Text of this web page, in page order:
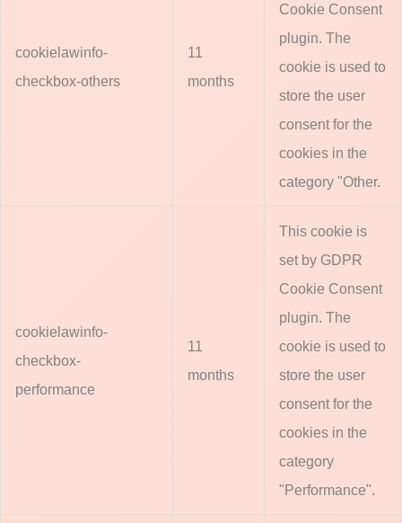
cookielawinfo-
checkbox-others
11
months
Cookie Consent
plugin. The
cookie is used to
store the user
consent for the
cookies in the
category "Other.
cookielawinfo-
checkbox-
performance
11
months
This cookie is
set by GDPR
Cookie Consent
plugin. The
cookie is used to
store the user
consent for the
cookies in the
category
"Performance".